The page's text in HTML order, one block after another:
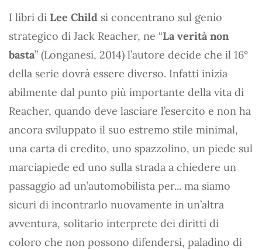
I libri di Lee Child si concentrano sul genio
strategico di Jack Reacher, ne “La verità non
basta” (Longanesi, 2014) l’autore decide che il 16°
della serie dovrà essere diverso. Infatti inizia
abilmente dal punto più importante della vita di
Reacher, quando deve lasciare l’esercito e non ha
ancora sviluppato il suo estremo stile minimal,
una carta di credito, uno spazzolino, un piede sul
marciapiede ed uno sulla strada a chiedere un
passaggio ad un’automobilista per... ma siamo
sicuri di incontrarlo nuovamente in un’altra
avventura, solitario interprete dei diritti di
coloro che non possono difendersi, paladino di